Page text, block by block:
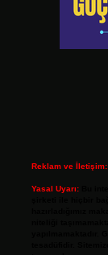
Reklam ve İletişim:
Yasal Uyarı: